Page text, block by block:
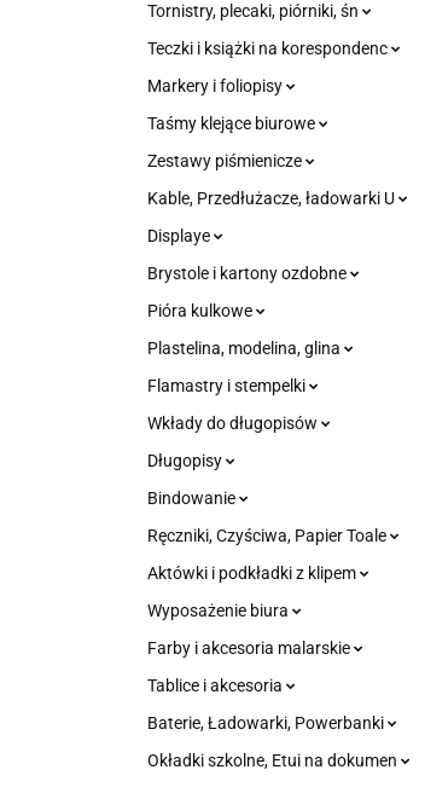
Tornistry, plecaki, piórniki, śn
Teczki i książki na korespondenc
Markery i foliopisy
Taśmy klejące biurowe
Zestawy piśmienicze
Kable, Przedłużacze, ładowarki U
Displaye
Brystole i kartony ozdobne
Pióra kulkowe
Plastelina, modelina, glina
Flamastry i stempelki
Wkłady do długopisów
Długopisy
Bindowanie
Ręczniki, Czyściwa, Papier Toale
Aktówki i podkładki z klipem
Wyposażenie biura
Farby i akcesoria malarskie
Tablice i akcesoria
Baterie, Ładowarki, Powerbanki
Okładki szkolne, Etui na dokumen